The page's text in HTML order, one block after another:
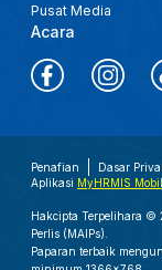
Pusat Media
Acara
Penafian Dasar
Aplikasi MyHRMIS
Hakcipta Terpelihara ©
Perlis (MAIPs).
Paparan terbaik